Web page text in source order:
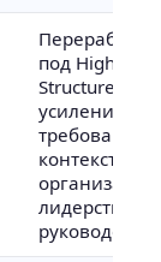
Переработка
под High
Structure;
усиление
требований к
контексту
лидерству
руководства